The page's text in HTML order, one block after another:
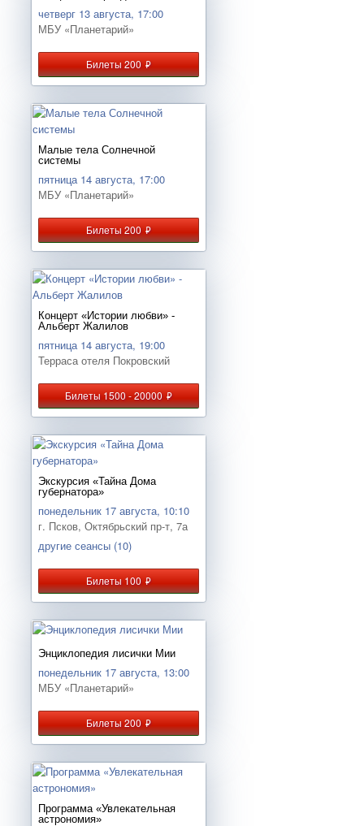
четверг 13 августа, 17:00
МБУ «Планетарий»
Билеты 200руб.
Малые тела Солнечной
системы
пятница 14 августа, 17:00
МБУ «Планетарий»
Билеты 200руб.
Концерт «Истории любви» -
Альберт Жалилов
пятница 14 августа, 19:00
Терраса отеля Покровский
Билеты 1500 - 20000руб.
Экскурсия «Тайна Дома
губернатора»
понедельник 17 августа, 10:10
г. Псков, Октябрьский пр-т, 7а
другие сеансы (10)
Билеты 100руб.
Энциклопедия лисички Мии
понедельник 17 августа, 13:00
МБУ «Планетарий»
Билеты 200руб.
Программа «Увлекательная
астрономия»